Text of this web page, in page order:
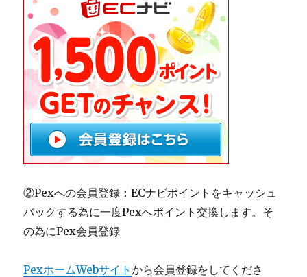
②Pexへの会員登録：ECナビポイントをキャッシュ
バックする為に一度Pexへポイント交換します。そ
の為にPex会員登録
PexホームWebサイトから会員登録をしてくださ